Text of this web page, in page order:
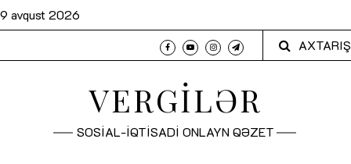
9 avqust 2026
AXTARIŞ
VERGİLƏR
SOSİAL-İQTİSADİ ONLAYN QƏZET